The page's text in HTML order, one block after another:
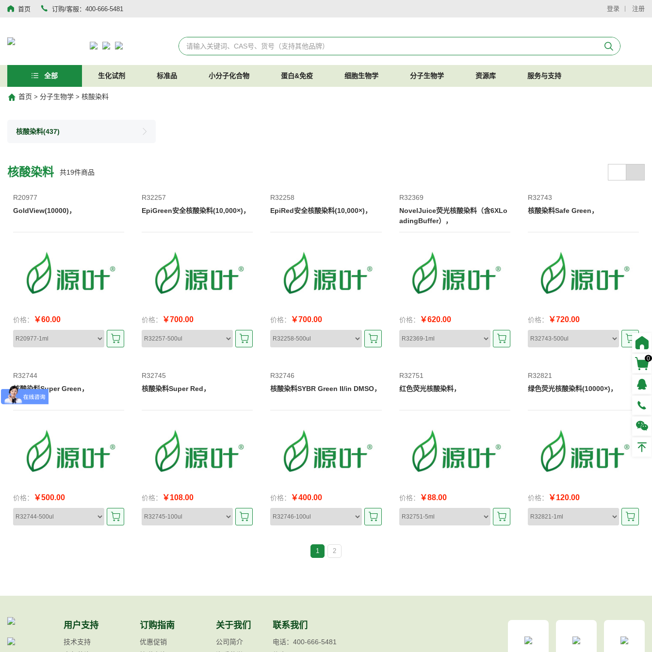
首页 订购/客服：400-666-5481 登录 注册
全部 生化试剂 标准品 小分子化合物 蛋白&免疫 细胞生物学 分子生物学 资源库 服务与支持
首页 > 分子生物学 > 核酸染料
核酸染料(437)
核酸染料 共19件商品
R20977
GoldView(10000)，
价格： ￥60.00
R32257
EpiGreen安全核酸染料(10,000×)，
价格： ￥700.00
R32258
EpiRed安全核酸染料(10,000×)，
价格： ￥700.00
R32369
NovelJuice荧光核酸染料（含6XLo
adingBuffer），
价格： ￥620.00
R32743
核酸染料Safe Green，
价格： ￥720.00
R32744
核酸染料Super Green，
价格： ￥500.00
R32745
核酸染料Super Red，
价格： ￥108.00
R32746
核酸染料SYBR Green II/in DMSO，
价格： ￥400.00
R32751
红色荧光核酸染料，
价格： ￥88.00
R32821
绿色荧光核酸染料(10000×)，
价格： ￥120.00
1 2
用户支持
技术支持
订购指南
优惠促销
关于我们
公司简介
联系我们
电话：400-666-5481
0